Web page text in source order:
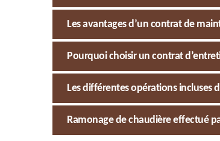
Les avantages d’un contrat de
Pourquoi choisir un contrat
Les différentes opérations incluses
Ramonage de chaudière effectué